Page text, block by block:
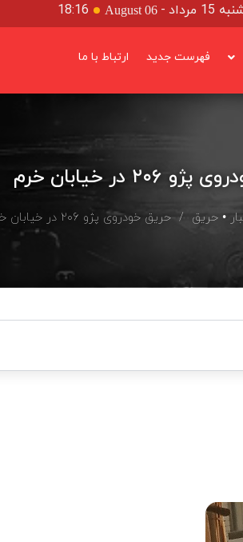
مرداد -
August 06
18:16
فهرست جدید ارتباط با ما
در خیابان خرم
• حریق / حریق خودروی پژو ۲۰۶ در خیابان خرم